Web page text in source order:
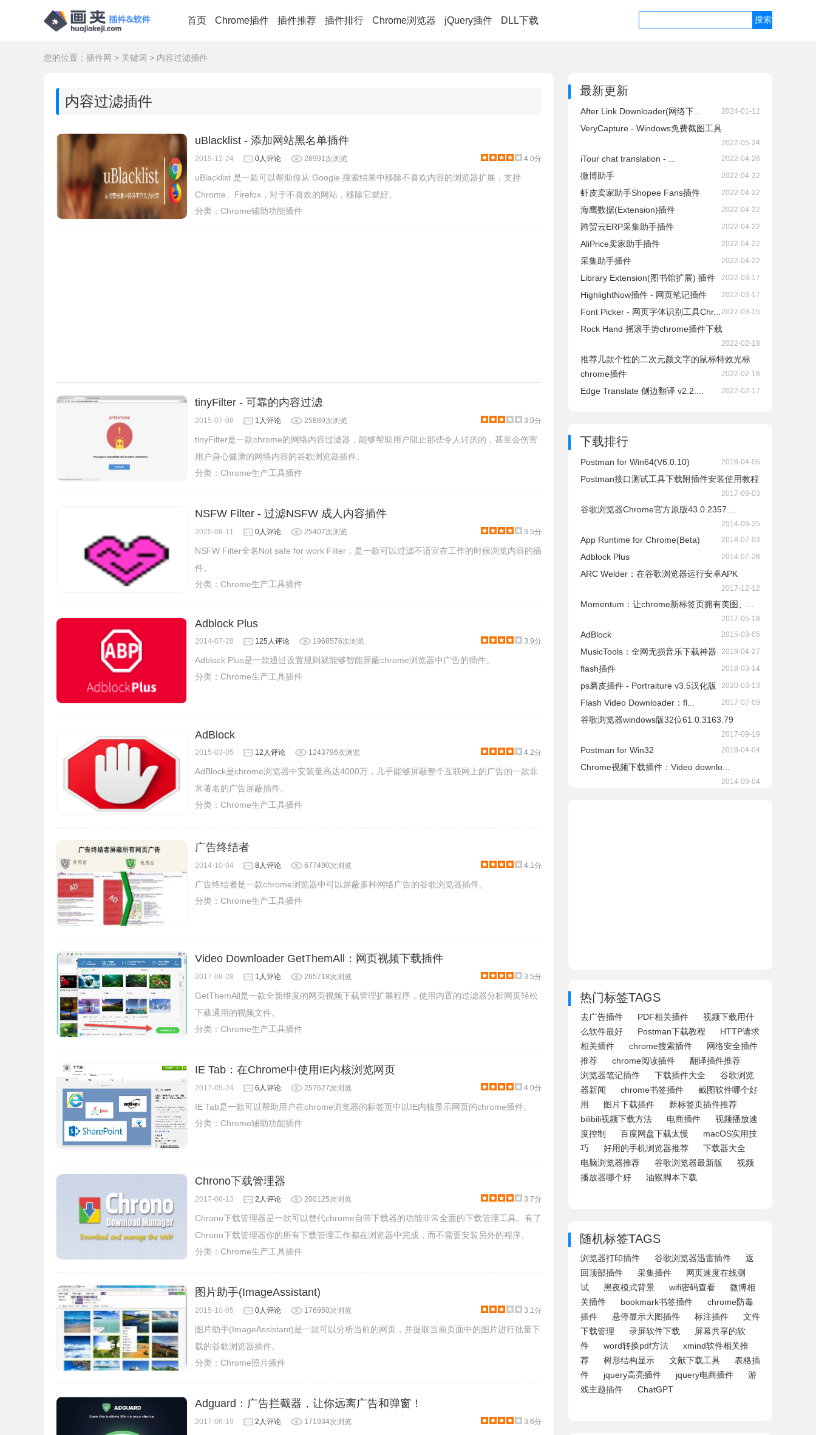
首页 Chrome插件 插件推荐 插件排行 Chrome浏览器 jQuery插件 DLL下载
您的位置： 插件网 > 关键词 > 内容过滤插件
内容过滤插件
uBlacklist - 添加网站黑名单插件
2019-12-24 0人评论 26991次浏览 4.0分
uBlacklist 是一款可以帮助你从 Google 搜索结果中移除不喜欢内容的浏览器扩展，支持
Chrome、Firefox，对于不喜欢的网站，移除它就好。
分类： Chrome辅助功能插件
tinyFilter - 可靠的内容过滤
2015-07-08 1人评论 25889次浏览 3.0分
tinyFilter是一款chrome的网络内容过滤器，能够帮助用户阻止那些令人讨厌的，甚至会伤害
用户身心健康的网络内容的谷歌浏览器插件。
分类： Chrome生产工具插件
NSFW Filter - 过滤NSFW 成人内容插件
2020-08-11 0人评论 25407次浏览 3.5分
NSFW Filter全名Not safe for work​ Filter，是一款可以过滤​不适宜在工作的时候浏览内容​的插
件。
分类： Chrome生产工具插件
Adblock Plus
2014-07-28 125人评论 1968576次浏览 3.9分
Adblock Plus是一款通过设置规则就能够智能屏蔽chrome浏览器中广告的插件。
分类： Chrome生产工具插件
AdBlock
2015-03-05 12人评论 1243796次浏览 4.2分
AdBlock是chrome浏览器中安装量高达4000万，几乎能够屏蔽整个互联网上的广告的一款非
常著名的广告屏蔽插件。
分类： Chrome生产工具插件
广告终结者
2014-10-04 8人评论 677490次浏览 4.1分
广告终结者是一款chrome浏览器中可以屏蔽多种网络广告的谷歌浏览器插件。
分类： Chrome生产工具插件
Video Downloader GetThemAll：网页视频下载插件
2017-08-28 1人评论 265718次浏览 3.5分
GetThemAll是一款全新维度的网页视频下载管理扩展程序，使用内置的过滤器分析网页轻松
下载通用的视频文件。
分类： Chrome生产工具插件
IE Tab：在Chrome中使用IE内核浏览网页
2017-05-24 6人评论 257627次浏览 4.0分
IE Tab是一款可以帮助用户在chrome浏览器的标签页中以IE内核显示网页的chrome插件。
分类： Chrome辅助功能插件
Chrono下载管理器
2017-06-13 2人评论 200125次浏览 3.7分
Chrono下载管理器是一款可以替代chrome自带下载器的功能非常全面的下载管理工具。有了
Chrono下载管理器你的所有下载管理工作都在浏览器中完成，而不需要安装另外的程序。
分类： Chrome生产工具插件
图片助手(ImageAssistant)
2015-10-05 0人评论 176950次浏览 3.1分
图片助手(ImageAssistant)是一款可以分析当前的网页，并提取当前页面中的图片进行批量下
载的谷歌浏览器插件。
分类： Chrome照片插件
Adguard：广告拦截器，让你远离广告和弹窗！
2017-06-19 2人评论 171934次浏览 3.6分
最新更新
After Link Downloader(网络下... 2024-01-12
VeryCapture - Windows免费截图工具
2022-05-24
iTour chat translation - ... 2022-04-26
微博助手 2022-04-22
虾皮卖家助手Shopee Fans插件 2022-04-22
海鹰数据(Extension)插件 2022-04-22
跨贸云ERP采集助手插件 2022-04-22
AliPrice卖家助手插件 2022-04-22
采集助手插件 2022-04-22
Library Extension(图书馆扩展) 插件 2022-03-17
HighlightNow插件 - 网页笔记插件 2022-03-17
Font Picker - 网页字体识别工具Chr... 2022-03-15
Rock Hand 摇滚手势chrome插件下载
2022-02-18
推荐几款个性的二次元颜文字的鼠标特效光标
chrome插件
2022-02-18
Edge Translate 侧边翻译 v2.2.... 2022-02-17
下载排行
Postman for Win64(V6.0.10) 2018-04-06
Postman接口测试工具下载附插件安装使用教程
2017-09-03
谷歌浏览器Chrome官方原版43.0.2357....
2014-09-25
App Runtime for Chrome(Beta) 2018-07-03
Adblock Plus 2014-07-28
ARC Welder：在谷歌浏览器运行安卓APK
2017-12-12
Momentum：让chrome新标签页拥有美图、...
2017-05-18
AdBlock 2015-03-05
​MusicTools：全网无损音乐下载神器 2019-04-27
flash插件 2018-03-14
ps磨皮插件 - Portraiture v3.5汉化版 2020-03-13
Flash Video Downloader：fl... 2017-07-09
谷歌浏览器windows版32位61.0.3163.79
2017-09-19
Postman for Win32 2018-04-04
Chrome视频下载插件：Video downlo...
2014-09-04
热门标签TAGS
去广告插件 PDF相关插件
视频下载用什
么软件最好
Postman下载教程
HTTP请求
相关插件
chrome搜索插件
网络安全插件
推荐
chrome阅读插件
翻译插件推荐
浏览器笔记插件
下载插件大全
谷歌浏览
器新闻
chrome书签插件
截图软件哪个好
用
图片下载插件
新标签页插件推荐
bilibili视频下载方法
电商插件
视频播放速
度控制
百度网盘下载太慢
macOS实用技
巧
好用的手机浏览器推荐
下载器大全
电脑浏览器推荐
谷歌浏览器最新版
视频
播放器哪个好
油猴脚本下载
随机标签TAGS
浏览器打印插件 谷歌浏览器迅雷插件
返
回顶部插件
采集插件
网页速度在线测
试
黑夜模式背景 wifi密码查看
微博相
关插件
bookmark书签插件
chrome防毒
插件
悬停显示大图插件 标注插件
文件
下载管理
录屏软件下载
屏幕共享的软
件
word转换pdf方法
xmind软件相关推
荐
树形结构显示 文献下载工具
表格插
件
jquery高亮插件 jquery电商插件
游
戏主题插件
ChatGPT